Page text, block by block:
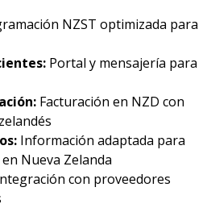
NZST optimizada para
Portal y mensajería para
Facturación en NZD con
Información adaptada para
Nueva Zelanda
con proveedores